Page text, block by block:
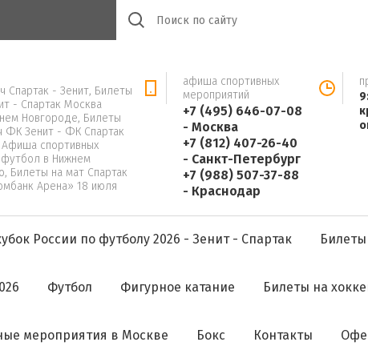
Спартак - Зенит, Билеты
- Спартак Москва
Новгороде, Билеты
ФК Зенит - ФК Спартак
спортивных
футбол в Нижнем
Билеты на мат Спартак
Арена» 18 июля
афиша спортивных
мероприятий
+7 (495) 646-07-08
- Москва
+7 (812) 407-26-40
- Санкт-Петербург
+7 (988) 507-37-88
- Краснодар
России по футболу 2026 - Зенит - Спартак
Футбол Фигурное катание Билеты на
мероприятия в Москве Бокс Контакты